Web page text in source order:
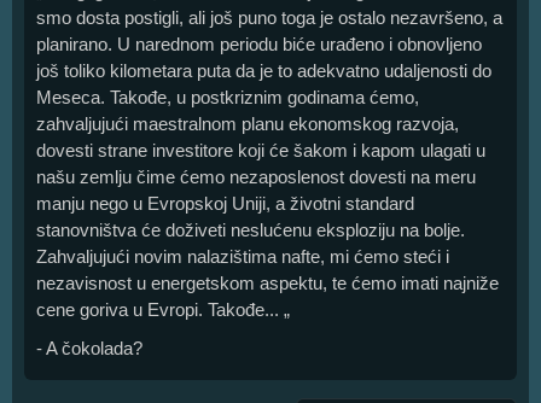
smo dosta postigli, ali još puno toga je ostalo nezavršeno, a
planirano. U narednom periodu biće urađeno i obnovljeno
još toliko kilometara puta da je to adekvatno udaljenosti do
Meseca. Takođe, u postkriznim godinama ćemo,
zahvaljujući maestralnom planu ekonomskog razvoja,
dovesti strane investitore koji će šakom i kapom ulagati u
našu zemlju čime ćemo nezaposlenost dovesti na meru
manju nego u Evropskoj Uniji, a životni standard
stanovništva će doživeti neslućenu eksploziju na bolje.
Zahvaljujući novim nalazištima nafte, mi ćemo steći i
nezavisnost u energetskom aspektu, te ćemo imati najniže
cene goriva u Evropi. Takođe... „
- A čokolada?